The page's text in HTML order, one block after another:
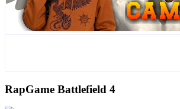
RapGame Battlefield 4